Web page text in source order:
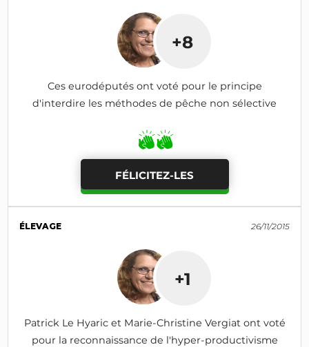
+8
Ces eurodéputés ont voté pour le principe
d'interdire les méthodes de pêche non sélective
FÉLICITEZ-LES
ÉLEVAGE 26/11/2015
+1
Patrick Le Hyaric et Marie-Christine Vergiat ont voté
pour la reconnaissance de l'hyper-productivisme